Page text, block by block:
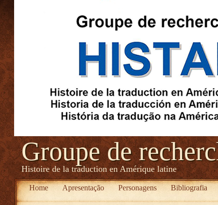
Groupe de
Histoire de la traduction en Amérique latine
Home Apresentação Personagens Bibliografia